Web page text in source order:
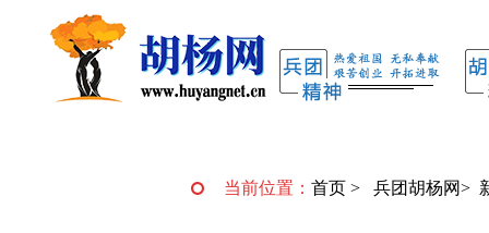
当前位置： 首页 > 兵团胡杨网>